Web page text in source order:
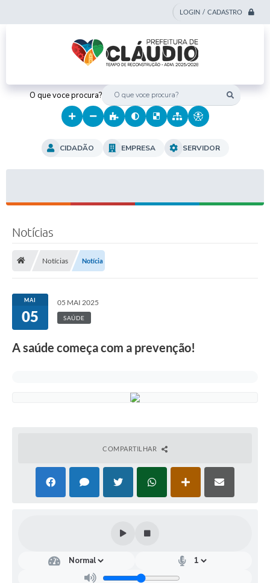
LOGIN / CADASTRO
O que voce procura?
CIDADÃO EMPRESA SERVIDOR
Notícias
Notícias Notícia
MAI
05
05 MAI 2025
SAÚDE
A saúde começa com a prevenção!
COMPARTILHAR